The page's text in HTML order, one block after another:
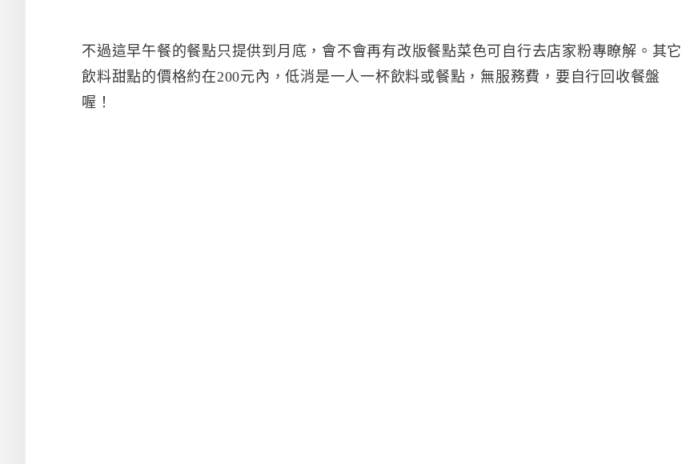
不過這早午餐的餐點只提供到月底，會不會再有改版餐點菜色可自行去店家粉專瞭解。其它
飲料甜點的價格約在200元內，低消是一人一杯飲料或餐點，無服務費，要自行回收餐盤
喔！